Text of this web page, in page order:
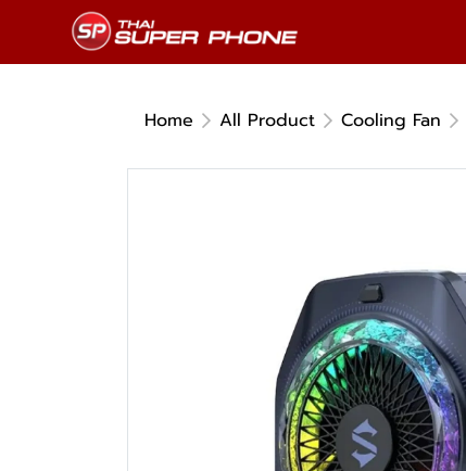
Home All Product Cooling Fan